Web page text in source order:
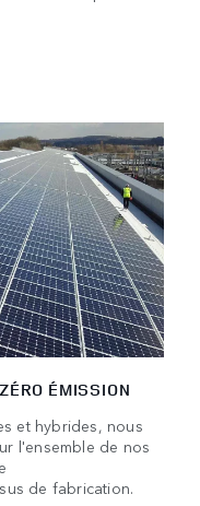
ÉMISSION
et hybrides, nous
l'ensemble de nos
de fabrication.